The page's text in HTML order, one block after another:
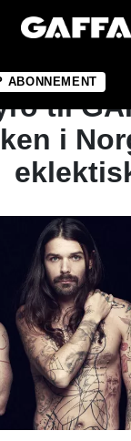
ABONNEMENT
ARTIKKEL
til
i